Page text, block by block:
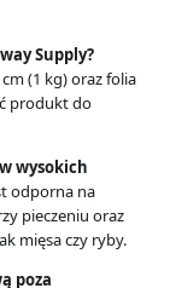
Supply?
(1 kg) oraz folia
produkt do
wysokich
odporna na
pieczeniu oraz
mięsa czy ryby.
poza